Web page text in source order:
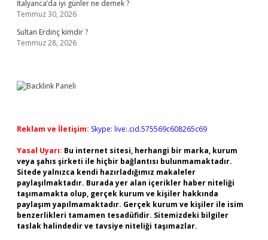
İtalyanca’da iyi günler ne demek ?
Temmuz 30, 2026
Sultan Erdinç kimdir ?
Temmuz 28, 2026
Reklam ve İletişim: Skype: live:.cid.575569c608265c69
Yasal Uyarı: Bu internet sitesi, herhangi bir marka, kurum
veya şahıs şirketi ile hiçbir bağlantısı bulunmamaktadır.
Sitede yalnızca kendi hazırladığımız makaleler
paylaşılmaktadır. Burada yer alan içerikler haber niteliği
taşımamakta olup, gerçek kurum ve kişiler hakkında
paylaşım yapılmamaktadır. Gerçek kurum ve kişiler ile isim
benzerlikleri tamamen tesadüfidir. Sitemizdeki bilgiler
taslak halindedir ve tavsiye niteliği taşımazlar.